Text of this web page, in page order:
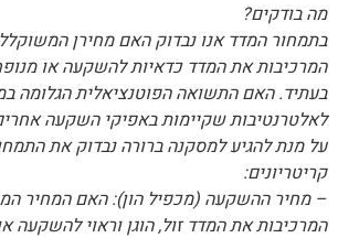
מה בודקים?
בתמחור המדד אנו נבדוק האם מחירן
המרכיבות את המדד כדאיות להשקעה או
בעתיד. האם התשואה הפוטנציאלית הגלומה
לאלטרנטיבות שקיימות באפיקי השקעה
על מנת להגיע למסקנה ברורה נבדוק את
קריטריונים:
– מחיר ההשקעה (מכפיל הון): האם המחיר
המרכיבות את המדד זול, הוגן וראוי להשקעה